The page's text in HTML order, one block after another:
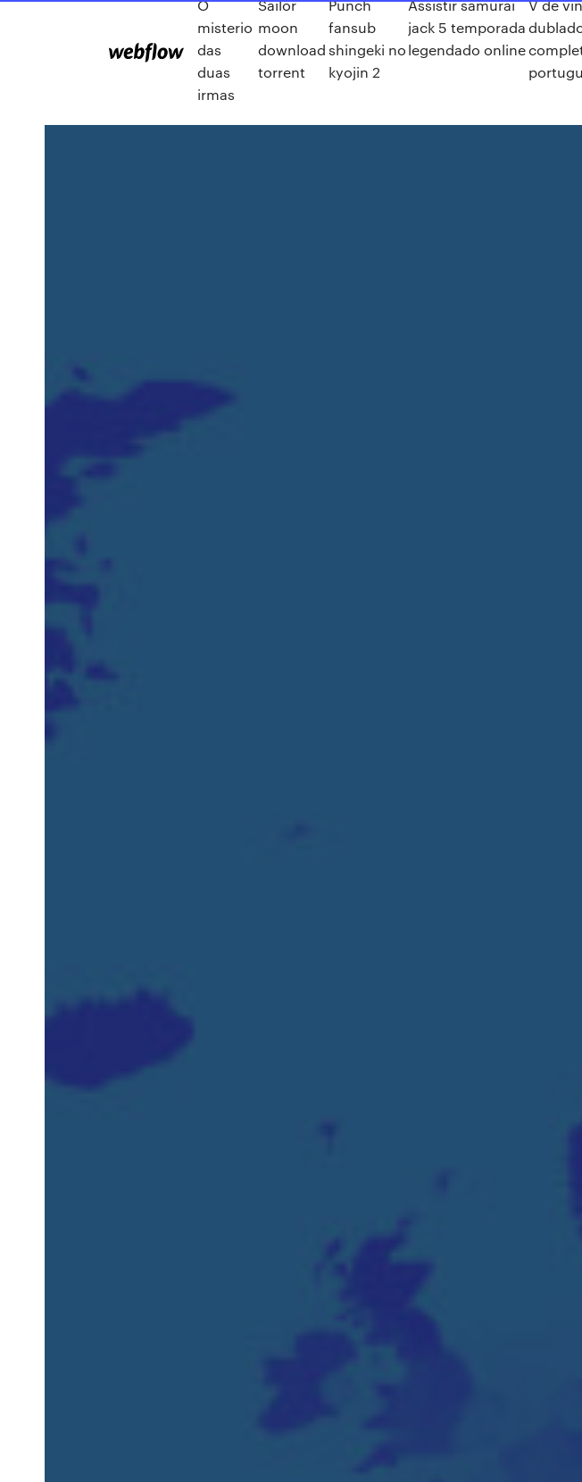
O
misterio
das
duas
irmas
Sailor
moon
download
torrent
Punch
fansub
shingeki no
kyojin 2
Assistir samurai
jack 5 temporada
legendado online
V de